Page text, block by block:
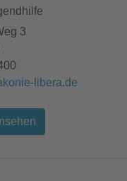
3
libera.de